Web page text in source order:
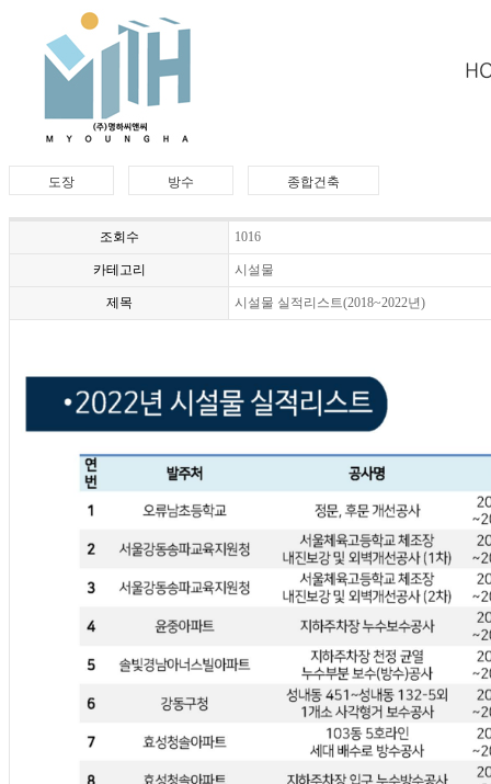
도장 방수 종합건축
조회수 1016
카테고리 시설물
제목 시설물 실적리스트(2018~2022년)